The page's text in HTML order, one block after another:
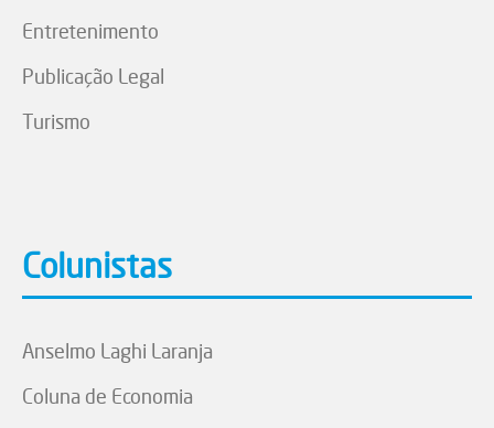
Entretenimento
Publicação Legal
Turismo
Colunistas
Anselmo Laghi Laranja
Coluna de Economia